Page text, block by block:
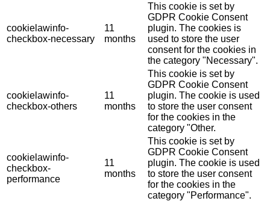
cookielawinfo-
checkbox-necessary
11
months
This cookie is set by
GDPR Cookie Consent
plugin. The cookies is
used to store the user
consent for the cookies in
the category "Necessary".
cookielawinfo-
checkbox-others
11
months
This cookie is set by
GDPR Cookie Consent
plugin. The cookie is used
to store the user consent
for the cookies in the
category "Other.
cookielawinfo-
checkbox-
performance
11
months
This cookie is set by
GDPR Cookie Consent
plugin. The cookie is used
to store the user consent
for the cookies in the
category "Performance".